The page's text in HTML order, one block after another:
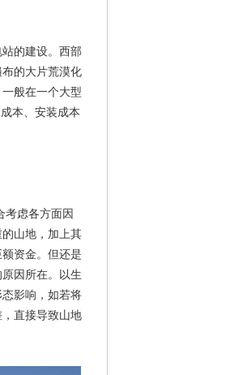
的建设。西部
的大片荒漠化
般在一个大型
本、安装成本
虑各方面因
山地，加上其
资金。但还是
因所在。以生
影响，如若将
直接导致山地